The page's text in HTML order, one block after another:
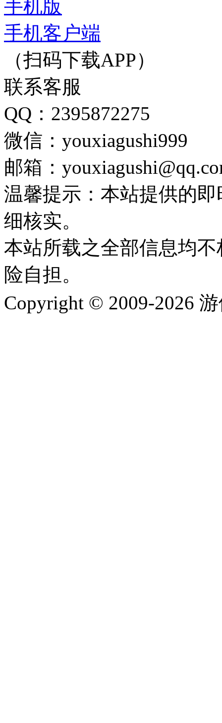
手机版
手机客户端
（扫码下载APP）
联系客服
QQ：2395872275
微信：youxiagushi999
邮箱：
温馨提示：本站提供的
细核实。
本站所载之全部信息均
险自担。
Copyright © 2009-2026